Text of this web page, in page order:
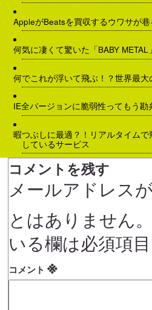
AppleがBeatsを買収するウワサが
何気に凄くて驚いた「BABY
何でこれが浮いて飛ぶ！？世界最
IE全バージョンに脆弱性ってもう勘
暇つぶしに最適？！リアルタイム
しているサービス
コメントを残す
メールアドレス
とはありません。
いる欄は必須項
コメント ※